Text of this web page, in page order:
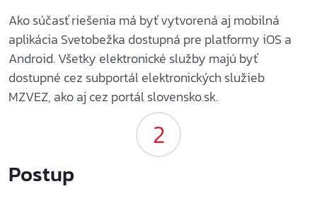
Ako súčasť riešenia má byť vytvorená aj mobilná
aplikácia Svetobežka dostupná pre platformy iOS a
Android. Všetky elektronické služby majú byť
dostupné cez subportál elektronických služieb
MZVEZ, ako aj cez portál slovensko.sk.
Postup